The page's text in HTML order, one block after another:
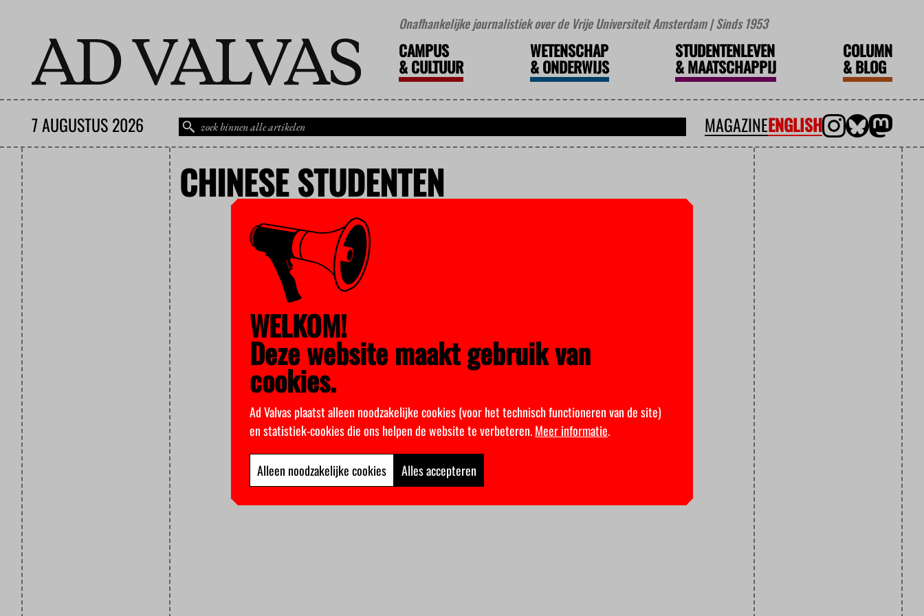
Onafhankelijke journalistiek over de Vrije Universiteit Amsterdam | Sinds 1953
CAMPUS
&CULTUUR
WETENSCHAP
&ONDERWIJS
STUDENTENLEVEN
&MAATSCHAPPIJ
COLUMN
&BLOG
7 AUGUSTUS 2026 MAGAZINEENGLISH
CHINESE STUDENTEN
WELKOM!
Deze website maakt gebruik van
cookies.
Ad Valvas plaatst alleen noodzakelijke cookies (voor het technisch functioneren van de site)
en statistiek-cookies die ons helpen de website te verbeteren.Meer informatie.
Alleen noodzakelijke cookies Alles accepteren